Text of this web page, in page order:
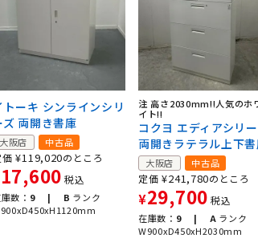
トーキ シンラインシリ
ズ 両開き書庫
大阪店 中古品
価 ¥119,020のところ
17,600 税込
数： 9 | B ランク
注 高さ2030mm!!人気のホ
イト!!
コクヨ エディアシリ
両開きラテラル上下
大阪店 中古品
定価 ¥241,780のところ
¥29,700 税込
在庫数： 9 | A ランク
W900xD450xH2030mm